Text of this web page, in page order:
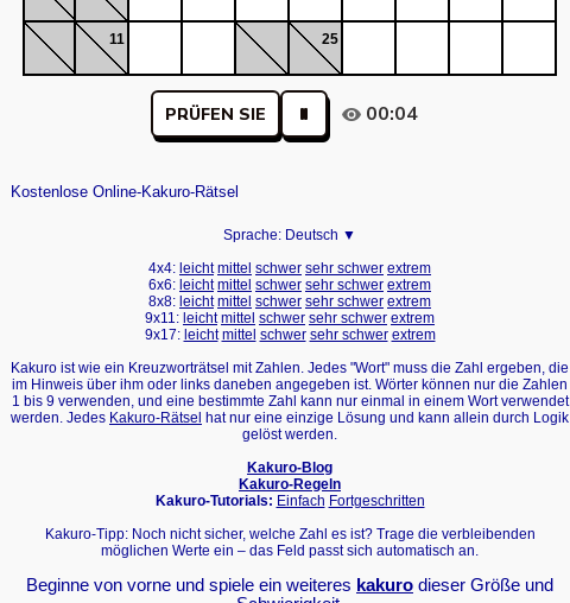
11 25
PRÜFEN SIE 00:04
Kostenlose Online-Kakuro-Rätsel
Sprache: Deutsch ▼
4x4: leicht mittel schwer sehr schwer extrem
6x6: leicht mittel schwer sehr schwer extrem
8x8: leicht mittel schwer sehr schwer extrem
9x11: leicht mittel schwer sehr schwer extrem
9x17: leicht mittel schwer sehr schwer extrem
Kakuro ist wie ein Kreuzworträtsel mit Zahlen. Jedes "Wort" muss die Zahl ergeben, die
im Hinweis über ihm oder links daneben angegeben ist. Wörter können nur die Zahlen
1 bis 9 verwenden, und eine bestimmte Zahl kann nur einmal in einem Wort verwendet
werden. Jedes Kakuro-Rätsel hat nur eine einzige Lösung und kann allein durch Logik
gelöst werden.
Kakuro-Blog
Kakuro-Regeln
Kakuro-Tutorials: Einfach Fortgeschritten
Kakuro-Tipp: Noch nicht sicher, welche Zahl es ist? Trage die verbleibenden
möglichen Werte ein – das Feld passt sich automatisch an.
Beginne von vorne und spiele ein weiteres kakuro dieser Größe und